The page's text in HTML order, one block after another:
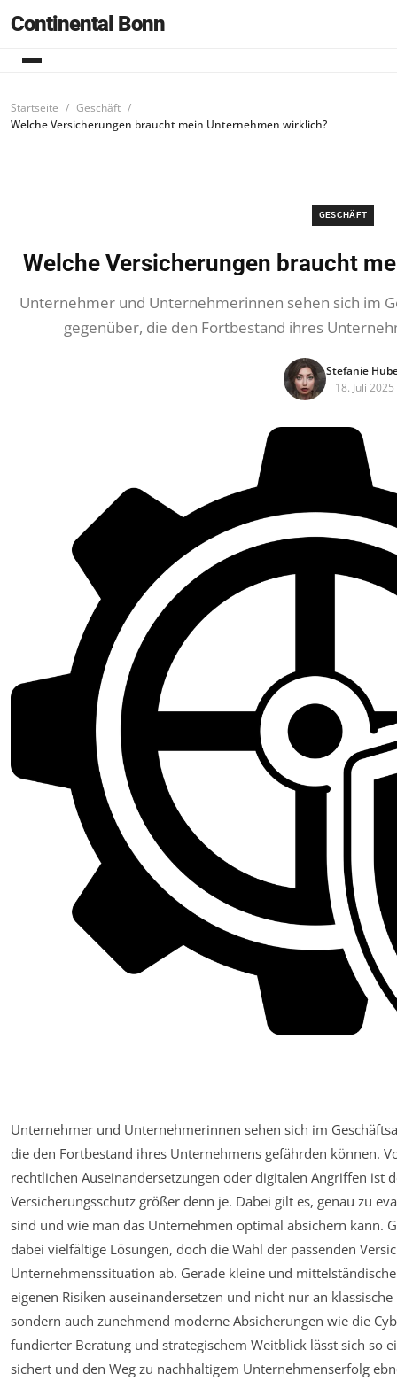
Continental Bonn
Startseite
Geschäft
Welche Versicherungen braucht mein Unternehmen wirklich?
GESCHÄFT
Welche Versicherungen braucht
Unternehmer und Unternehmerinnen sehen sich im
gegenüber, die den Fortbestand ihres
Stefanie
18. Juli 2025
Unternehmer und Unternehmerinnen sehen sich im
die den Fortbestand ihres Unternehmens gefährden können.
rechtlichen Auseinandersetzungen oder digitalen Angriffen ist
Versicherungsschutz größer denn je. Dabei gilt es, genau zu
sind und wie man das Unternehmen optimal absichern kann.
dabei vielfältige Lösungen, doch die Wahl der passenden
Unternehmenssituation ab. Gerade kleine und
eigenen Risiken auseinandersetzen und nicht nur an
sondern auch zunehmend moderne Absicherungen wie die
fundierter Beratung und strategischem Weitblick lässt sich so
sichert und den Weg zu nachhaltigem Unternehmenserfolg